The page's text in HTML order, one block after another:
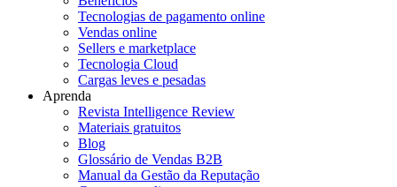
Tecnologias de pagamento online
Vendas online
Sellers e marketplace
Tecnologia Cloud
Cargas leves e pesadas
Aprenda
Revista Intelligence Review
Materiais gratuitos
Blog
Glossário de Vendas B2B
Manual da Gestão da Reputação